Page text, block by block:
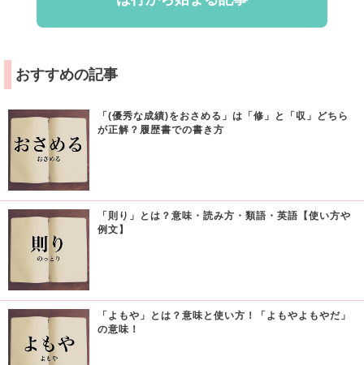
おすすめの記事
「(優秀な成績)をおさめる」は「修」と「収」どちら
が正解？履歴書での書き方
「則り」とは？意味・読み方・類語・英語【使い方や
例文】
「よもや」とは？意味と使い方！「よもやよもやだ」
の意味！